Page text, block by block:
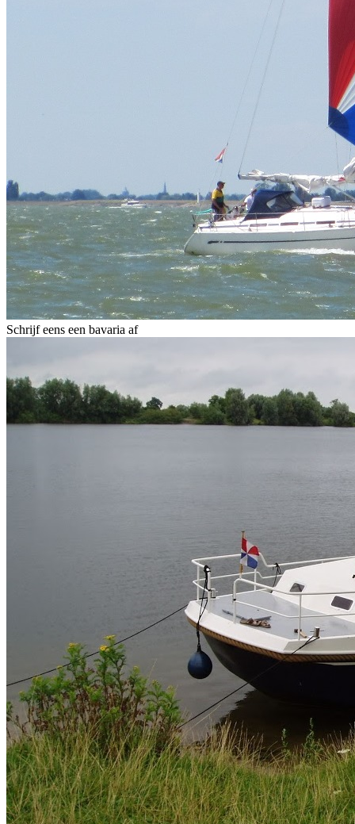
Schrijf eens een bavaria af